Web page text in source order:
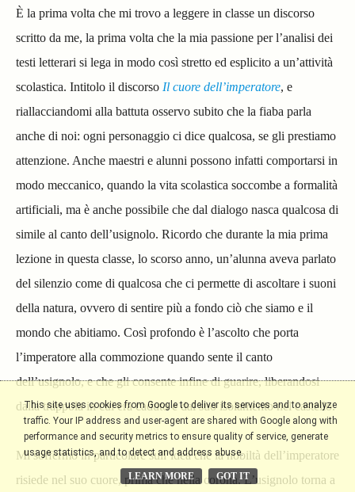
È la prima volta che mi trovo a leggere in classe un discorso
scritto da me, la prima volta che la mia passione per l’analisi dei
testi letterari si lega in modo così stretto ed esplicito a un’attività
scolastica. Intitolo il discorso Il cuore dell’imperatore, e
riallacciandomi alla battuta osservo subito che la fiaba parla
anche di noi: ogni personaggio ci dice qualcosa, se gli prestiamo
attenzione. Anche maestri e alunni possono infatti comportarsi in
modo meccanico, quando la vita scolastica soccombe a formalità
artificiali, ma è anche possibile che dal dialogo nasca qualcosa di
simile al canto dell’usignolo. Ricordo che durante la mia prima
lezione in questa classe, lo scorso anno, un’alunna aveva parlato
del silenzio come di qualcosa che ci permette di ascoltare i suoni
della natura, ovvero di sentire più a fondo ciò che siamo e il
mondo che abitiamo. Così profondo è l’ascolto che porta
l’imperatore alla commozione quando sente il canto
dell’usignolo, e che gli consente infine di guarire, liberandosi
dalla trappola in cui era caduto e dal suo isolamento nel castello.
Mi soffermo in particolare sull’idea che la nobiltà dell’imperatore
risiede nel suo cuore, prima che nella corona. L’usignolo torna a
This site uses cookies from Google to deliver its services and to analyze
traffic. Your IP address and user-agent are shared with Google along with
performance and security metrics to ensure quality of service, generate
usage statistics, and to detect and address abuse.
LEARN MORE GOT IT